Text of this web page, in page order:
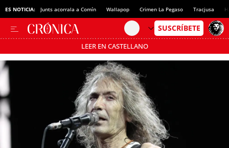
ES NOTICIA: Junts acorrala a Comín Wallapop Crimen La Pegaso Tracjusa
LEER EN CASTELLANO
Pásate al MODO AHORRO